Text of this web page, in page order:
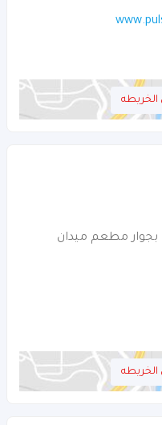
الخريطه
14 ايه . بجوار مطعم ميدان
الخريطه